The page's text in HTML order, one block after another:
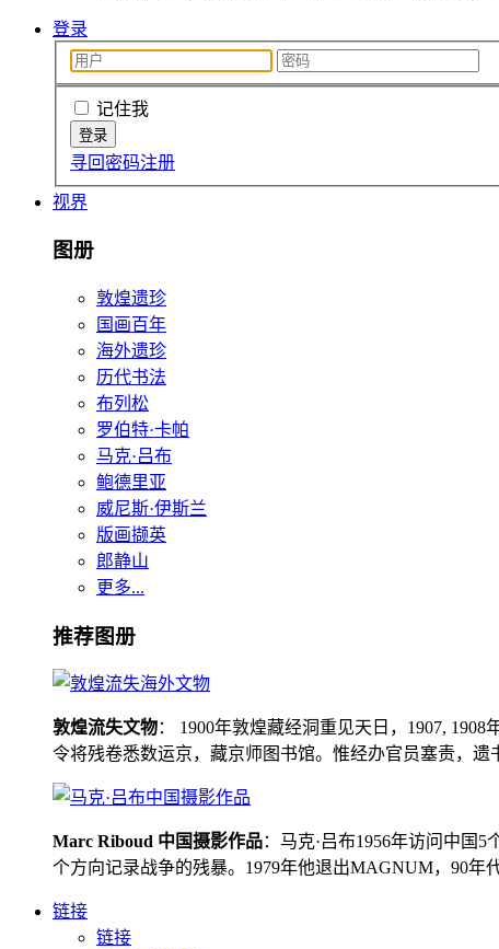
登录
记住我
寻回密码注册
视界
图册
敦煌遗珍
国画百年
海外遗珍
历代书法
布列松
罗伯特·卡帕
马克·吕布
鲍德里亚
威尼斯·伊斯兰
版画撷英
郎静山
更多...
推荐图册
敦煌流失文物： 1900年敦煌藏经洞重见天日，1907,
令将残卷悉数运京，藏京师图书馆。惟经办官员塞责，遗
Marc Riboud 中国摄影作品：马克·吕布1956年访问中国
个方向记录战争的残暴。1979年他退出MAGNUM，90年
链接
链接